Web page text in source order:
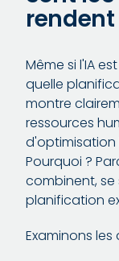
Même si l'IA
quelle
montre
ressources
d'optimisation
Pourquoi ?
combinent,
planification
Examinons